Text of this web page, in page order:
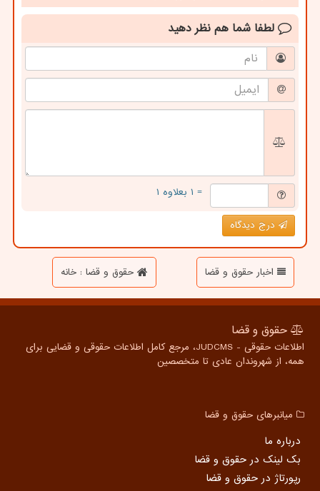
لطفا شما هم نظر دهید
= ۱ بعلاوه ۱
درج دیدگاه
اخبار حقوق و قضا حقوق و قضا : خانه
حقوق و قضا
اطلاعات حقوقی - JUDCMS، مرجع کامل اطلاعات حقوقی و قضایی برای
همه، از شهروندان عادی تا متخصصین
میانبرهای حقوق و قضا
درباره ما
بک لینک در حقوق و قضا
رپورتاژ در حقوق و قضا